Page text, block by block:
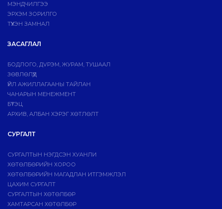
МЭНДЧИЛГЭЭ
ЭРХЭМ ЗОРИЛГО
ТҮҮХЭН ЗАМНАЛ
ЗАСАГЛАЛ
БОДЛОГО, ДVРЭМ, ЖУРАМ, ТУШААЛ
ЗӨВЛӨЛҮҮД
ҮЙЛ АЖИЛЛАГААНЫ ТАЙЛАН
ЧАНАРЫН МЕНЕЖМЕНТ
БҮТЭЦ
АРХИВ, АЛБАН ХЭРЭГ ХӨТЛӨЛТ
СУРГАЛТ
СУРГАЛТЫН НЭГДСЭН ХУАНЛИ
ХӨТӨЛБӨРИЙН ХОРОО
ХӨТӨЛБӨРИЙН МАГАДЛАН ИТГЭМЖЛЭЛ
ЦАХИМ СУРГАЛТ
СУРГАЛТЫН ХӨТӨЛБӨР
ХАМТАРСАН ХӨТӨЛБӨР